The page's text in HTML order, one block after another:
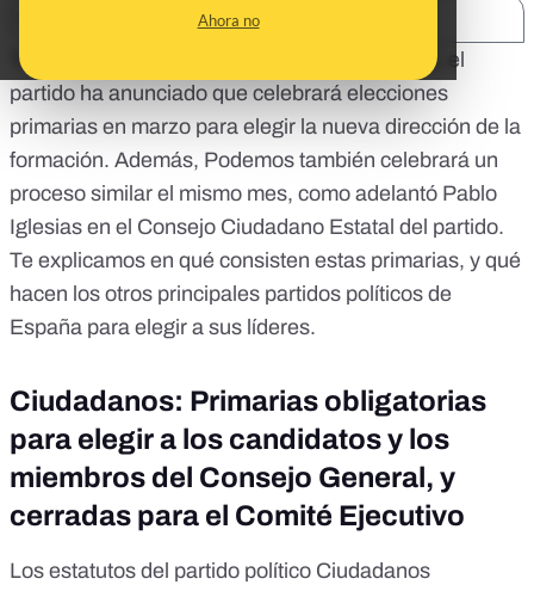
Ahora no
Tras la salida de Albert Rivera de Ciudadanos, el
partido ha anunciado que celebrará elecciones
primarias en marzo para elegir la nueva dirección de la
formación. Además, Podemos también celebrará un
proceso similar el mismo mes, como adelantó Pablo
Iglesias en el Consejo Ciudadano Estatal del partido.
Te explicamos en qué consisten estas primarias, y qué
hacen los otros principales partidos políticos de
España para elegir a sus líderes.
Ciudadanos: Primarias obligatorias
para elegir a los candidatos y los
miembros del Consejo General, y
cerradas para el Comité Ejecutivo
Los estatutos del partido político Ciudadanos